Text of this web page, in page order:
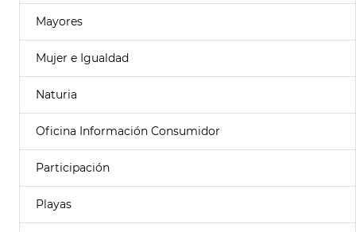
Mayores
Mujer e Igualdad
Naturia
Oficina Información Consumidor
Participación
Playas